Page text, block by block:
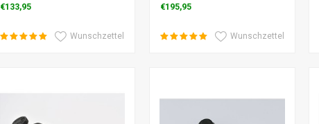
€133,95
Wunschzettel
€195,95
Wunschzettel